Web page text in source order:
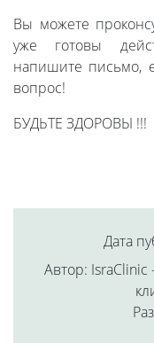
Вы можете
уже готовы
напишите письмо,
вопрос!
БУДЬТЕ ЗДОРОВЫ !!!
Дата
Автор: IsraClinic